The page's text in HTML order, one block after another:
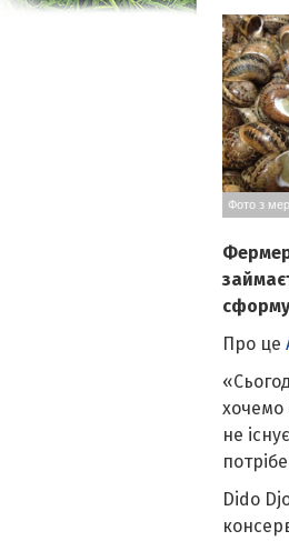
Фото з
Про це
хочемо
не
Dido